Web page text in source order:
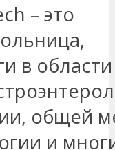
– это
в области
общей
и